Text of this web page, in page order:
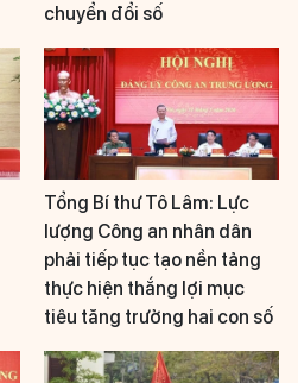
chuyển đổi số
Tổng Bí thư Tô Lâm: Lực
lượng Công an nhân dân
phải tiếp tục tạo nền tảng
thực hiện thắng lợi mục
tiêu tăng trưởng hai con số